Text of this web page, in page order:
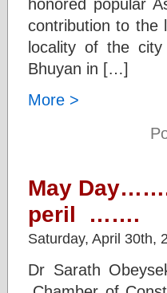
contribution to the
locality of the city
Bhuyan in […]
More >
May
peril …….
Saturday, April 30th,
Dr Sarath